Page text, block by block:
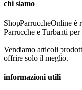
chi siamo
ShopParruccheOnline è
Parrucche e Turbanti
Vendiamo articoli
offrire solo il meglio.
informazioni utili